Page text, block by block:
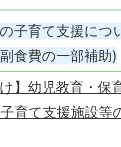
子育て支援につ
食費の一部補助)
け】幼児教育・
育て支援施設等